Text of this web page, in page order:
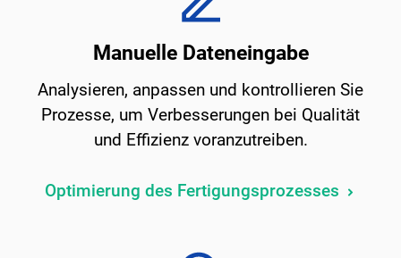
Manuelle Dateneingabe
Analysieren, anpassen und kontrollieren Sie
Prozesse, um Verbesserungen bei Qualität
und Effizienz voranzutreiben.
Optimierung des Fertigungsprozesses